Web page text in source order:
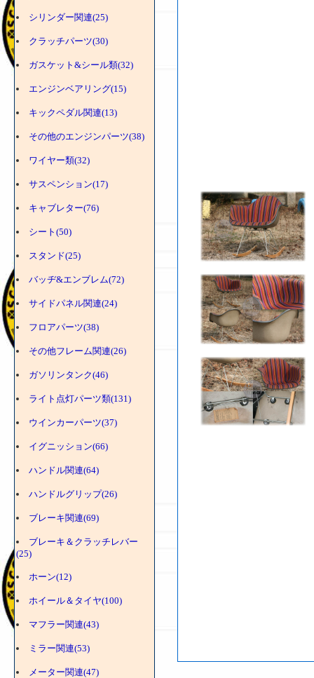
シリンダー関連(25)
クラッチパーツ(30)
ガスケット&シール類(32)
エンジンベアリング(15)
キックペダル関連(13)
その他のエンジンパーツ(38)
ワイヤー類(32)
サスペンション(17)
キャブレター(76)
シート(50)
スタンド(25)
バッヂ&エンブレム(72)
サイドパネル関連(24)
フロアパーツ(38)
その他フレーム関連(26)
ガソリンタンク(46)
ライト点灯パーツ類(131)
ウインカーパーツ(37)
イグニッション(66)
ハンドル関連(64)
ハンドルグリップ(26)
ブレーキ関連(69)
ブレーキ＆クラッチレバー
(25)
ホーン(12)
ホイール＆タイヤ(100)
マフラー関連(43)
ミラー関連(53)
メーター関連(47)